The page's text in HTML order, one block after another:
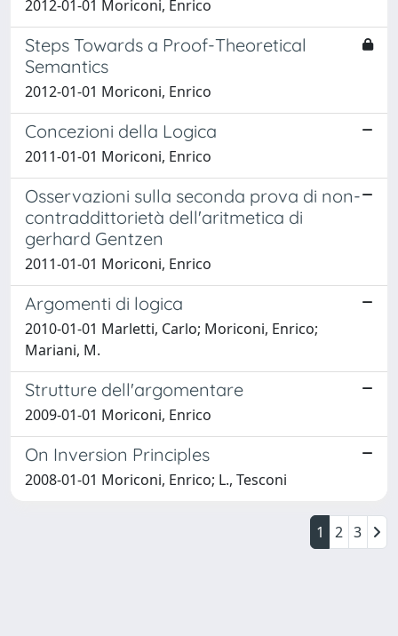
2012-01-01 Moriconi, Enrico
Steps Towards a Proof-Theoretical
Semantics
2012-01-01 Moriconi, Enrico
Concezioni della Logica
2011-01-01 Moriconi, Enrico
Osservazioni sulla seconda prova di non-
contraddittorietà dell'aritmetica di
gerhard Gentzen
2011-01-01 Moriconi, Enrico
Argomenti di logica
2010-01-01 Marletti, Carlo; Moriconi, Enrico;
Mariani, M.
Strutture dell'argomentare
2009-01-01 Moriconi, Enrico
On Inversion Principles
2008-01-01 Moriconi, Enrico; L., Tesconi
1 2 3